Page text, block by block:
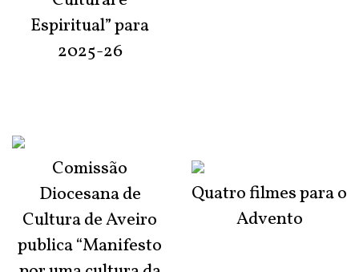
Espiritual” para
2025-26
Comissão
Diocesana de
Cultura de Aveiro
publica “Manifesto
Quatro filmes para o
Advento